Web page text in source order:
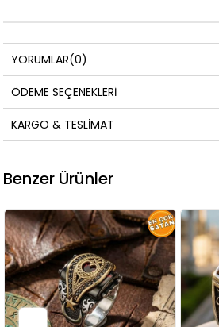
YORUMLAR(0)
ÖDEME SEÇENEKLERI
KARGO & TESLIMAT
Benzer Ürünler